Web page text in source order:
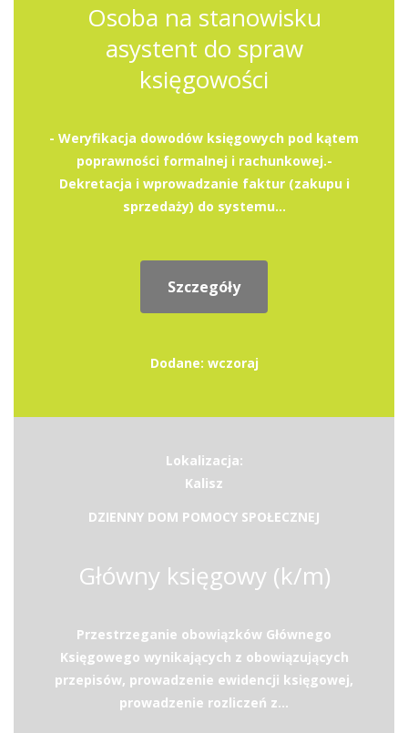
Osoba na stanowisku
asystent do spraw
księgowości
- Weryfikacja dowodów księgowych pod kątem
poprawności formalnej i rachunkowej.-
Dekretacja i wprowadzanie faktur (zakupu i
sprzedaży) do systemu...
Szczegóły
Dodane: wczoraj
Lokalizacja:
Kalisz
DZIENNY DOM POMOCY SPOŁECZNEJ
Główny księgowy (k/m)
Przestrzeganie obowiązków Głównego
Księgowego wynikających z obowiązujących
przepisów, prowadzenie ewidencji księgowej,
prowadzenie rozliczeń z...